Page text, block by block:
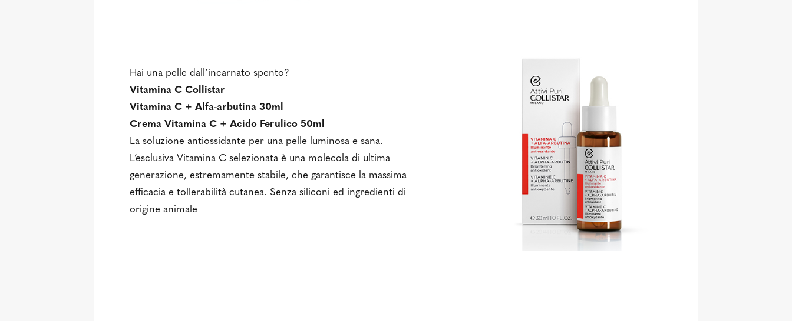
Hai una pelle dall’incarnato spento?
Vitamina C Collistar
Vitamina C + Alfa-arbutina 30ml
Crema Vitamina C + Acido Ferulico 50ml
La soluzione antiossidante per una pelle luminosa e sana.
L’esclusiva Vitamina C selezionata è una molecola di ultima
generazione, estremamente stabile, che garantisce la massima
efficacia e tollerabilità cutanea. Senza siliconi ed ingredienti di
origine animale